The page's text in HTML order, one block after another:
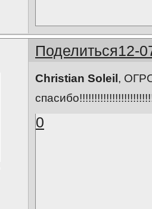
Поделиться12-
Christian Soleil ,
0